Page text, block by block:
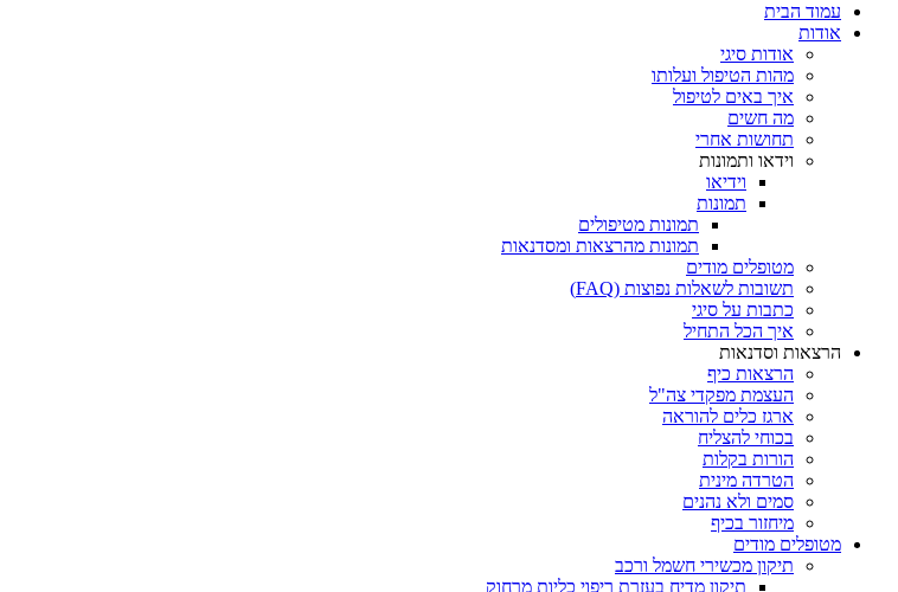
עמוד הבית
אודות
אודות סיגי
מהות הטיפול ועלותו
איך באים לטיפול
מה חשים
תחושות אחרי
וידאו ותמונות
וידיאו
תמונות
תמונות מטיפולים
תמונות מהרצאות ומסדנאות
מטופלים מודים
תשובות לשאלות נפוצות (FAQ)
כתבות על סיגי
איך הכל התחיל
הרצאות וסדנאות
הרצאות כיף
העצמת מפקדי צה"ל
ארגז כלים להוראה
בכוחי להצליח
הורות בקלות
הטרדה מינית
סמים ולא נהנים
מיחזור בכיף
מטופלים מודים
תיקון מכשירי חשמל ורכב
תיקון מדיח בעזרת ריפוי כליות מרחוק